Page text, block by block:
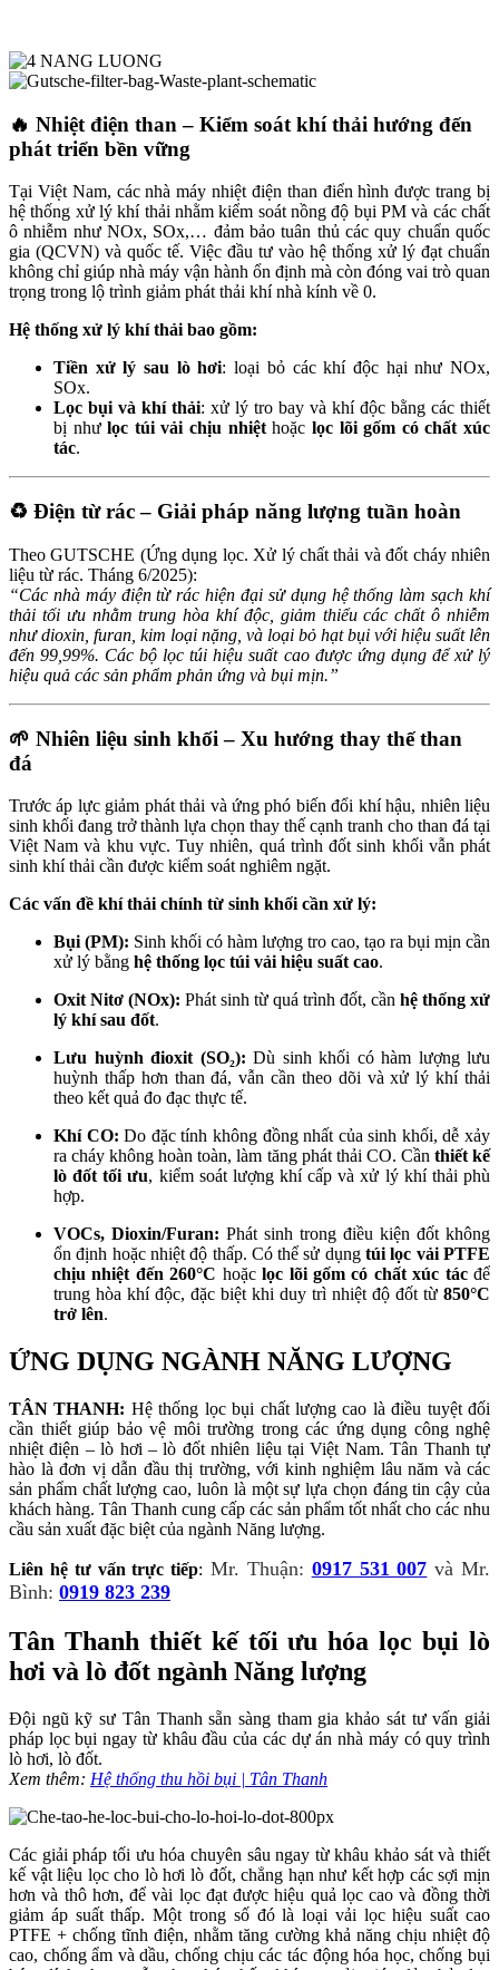
🔥 Nhiệt điện than – Kiểm soát khí thải hướng đến
phát triển bền vững
Tại Việt Nam, các nhà máy nhiệt điện than điển hình được trang bị
hệ thống xử lý khí thải nhằm kiểm soát nồng độ bụi PM và các chất
ô nhiễm như NOx, SOx,… đảm bảo tuân thủ các quy chuẩn quốc
gia (QCVN) và quốc tế. Việc đầu tư vào hệ thống xử lý đạt chuẩn
không chỉ giúp nhà máy vận hành ổn định mà còn đóng vai trò quan
trọng trong lộ trình giảm phát thải khí nhà kính về 0.
Hệ thống xử lý khí thải bao gồm:
Tiền xử lý sau lò hơi: loại bỏ các khí độc hại như NOx,
SOx.
Lọc bụi và khí thải: xử lý tro bay và khí độc bằng các thiết
bị nhưlọc túi vải chịu nhiệthoặc lọc lõi gốm có chất xúc
tác.
♻️ Điện từ rác – Giải pháp năng lượng tuần hoàn
Theo GUTSCHE (Ứng dụng lọc. Xử lý chất thải và đốt cháy nhiên
liệu từ rác. Tháng 6/2025):
“Các nhà máy điện từ rác hiện đại sử dụng hệ thống làm sạch khí
thải tối ưu nhằm trung hòa khí độc, giảm thiểu các chất ô nhiễm
như dioxin, furan, kim loại nặng, và loại bỏ hạt bụi với hiệu suất lên
đến 99,99%. Các bộ lọc túi hiệu suất cao được ứng dụng để xử lý
hiệu quả các sản phẩm phản ứng và bụi mịn.”
🌱 Nhiên liệu sinh khối – Xu hướng thay thế than
đá
Trước áp lực giảm phát thải và ứng phó biến đổi khí hậu, nhiên liệu
sinh khối đang trở thành lựa chọn thay thế cạnh tranh cho than đá tại
Việt Nam và khu vực. Tuy nhiên, quá trình đốt sinh khối vẫn phát
sinh khí thải cần được kiểm soát nghiêm ngặt.
Các vấn đề khí thải chính từ sinh khối cần xử lý:
Bụi (PM): Sinh khối có hàm lượng tro cao, tạo ra bụi mịn cần
xử lý bằng hệ thống lọc túi vải hiệu suất cao.
Oxit Nitơ (NOx): Phát sinh từ quá trình đốt, cần hệ thống xử
lý khí sau đốt.
Lưu huỳnh đioxit (SO₂): Dù sinh khối có hàm lượng lưu
huỳnh thấp hơn than đá, vẫn cần theo dõi và xử lý khí thải
theo kết quả đo đạc thực tế.
Khí CO:Do đặc tính không đồng nhất của sinh khối, dễ xảy
ra cháy không hoàn toàn, làm tăng phát thải CO. Cần thiết kế
lò đốt tối ưu, kiểm soát lượng khí cấp và xử lý khí thải phù
hợp.
VOCs, Dioxin/Furan: Phát sinh trong điều kiện đốt không
ổn định hoặc nhiệt độ thấp. Có thể sử dụngtúi lọc vải PTFE
chịu nhiệt đến 260°C hoặclọc lõi gốm có chất xúc tácđể
trung hòa khí độc, đặc biệt khi duy trì nhiệt độ đốt từ 850°C
trở lên.
ỨNG DỤNG NGÀNH NĂNG LƯỢNG
TÂN THANH: Hệ thống lọc bụi chất lượng cao là điều tuyệt đối
cần thiết giúp bảo vệ môi trường trong các ứng dụng công nghệ
nhiệt điện – lò hơi – lò đốt nhiên liệu tại Việt Nam. Tân Thanh tự
hào là đơn vị dẫn đầu thị trường, với kinh nghiệm lâu năm và các
sản phẩm chất lượng cao, luôn là một sự lựa chọn đáng tin cậy của
khách hàng. Tân Thanh cung cấp các sản phẩm tốt nhất cho các nhu
cầu sản xuất đặc biệt của ngành Năng lượng.
Liên hệ tư vấn trực tiếp: Mr. Thuận: 0917 531 007 và Mr.
Bình: 0919 823 239
Tân Thanh thiết kế tối ưu hóa lọc bụi lò
hơi và lò đốt ngành Năng lượng
Đội ngũ kỹ sư Tân Thanh sẵn sàng tham gia khảo sát tư vấn giải
pháp lọc bụi ngay từ khâu đầu của các dự án nhà máy có quy trình
lò hơi, lò đốt.
Xem thêm: Hệ thống thu hồi bụi | Tân Thanh
Các giải pháp tối ưu hóa chuyên sâu ngay từ khâu khảo sát và thiết
kế vật liệu lọc cho lò hơi lò đốt, chẳng hạn như kết hợp các sợi mịn
hơn và thô hơn, để vài lọc đạt được hiệu quả lọc cao và đồng thời
giảm áp suất thấp. Một trong số đó là loại vải lọc hiệu suất cao
PTFE + chống tĩnh điện, nhằm tăng cường khả năng chịu nhiệt độ
cao, chống ẩm và dầu, chống chịu các tác động hóa học, chống bụi